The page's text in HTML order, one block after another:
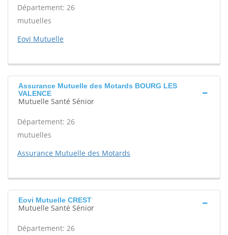
Département: 26
mutuelles
Eovi Mutuelle
Assurance Mutuelle des Motards BOURG LES
VALENCE
Mutuelle Santé Sénior
Département: 26
mutuelles
Assurance Mutuelle des Motards
Eovi Mutuelle CREST
Mutuelle Santé Sénior
Département: 26